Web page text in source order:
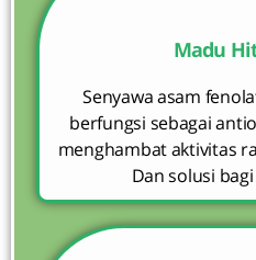
Madu
Senyawa asam
berfungsi sebagai
menghambat aktivitas
Dan solusi